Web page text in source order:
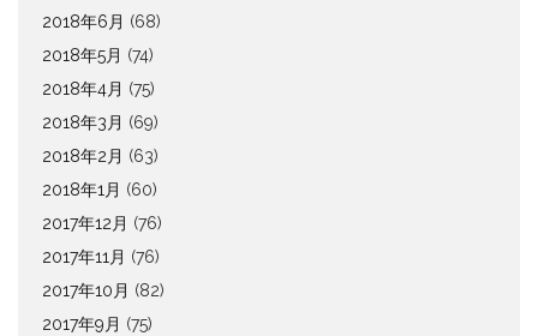
2018年6月 (68)
2018年5月 (74)
2018年4月 (75)
2018年3月 (69)
2018年2月 (63)
2018年1月 (60)
2017年12月 (76)
2017年11月 (76)
2017年10月 (82)
2017年9月 (75)